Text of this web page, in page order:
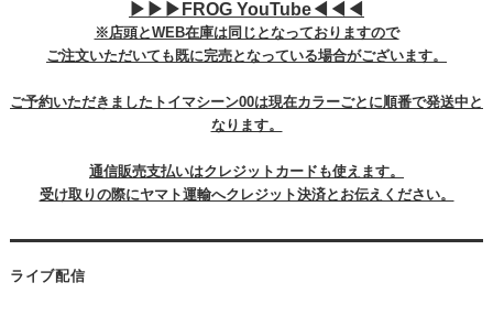
▶︎ ▶︎ ▶︎ FROG YouTube◀︎ ◀︎ ◀︎
※店頭とWEB在庫は同じとなっておりますので
ご注文いただいても既に完売となっている場合がございます。
ご予約いただきましたトイマシーン00は現在カラーごとに順番で発送中と
なります。
通信販売支払いはクレジットカードも使えます。
受け取りの際にヤマト運輸へクレジット決済とお伝えください。
ライブ配信